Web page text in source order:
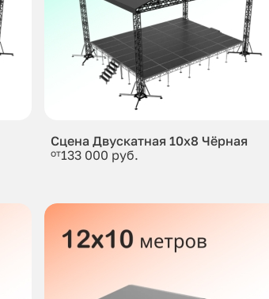
Сцена Двускатная 10x8 Чёрная
от133 000 руб.